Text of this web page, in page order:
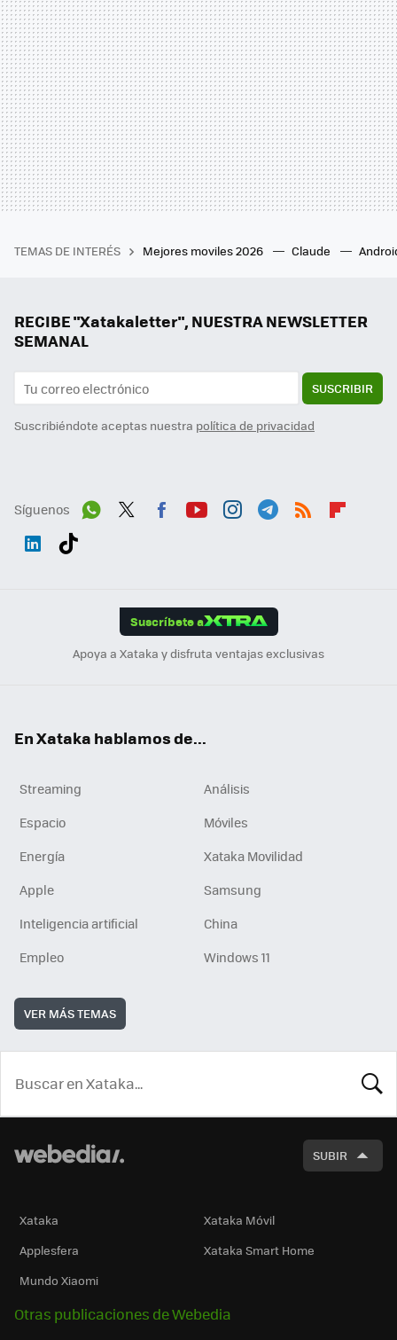
TEMAS DE INTERÉS Mejores moviles 2026 Claude
RECIBE "Xatakaletter", NUESTRA NEWSLETTER
SEMANAL
SUSCRIBIR
Suscribiéndote aceptas nuestra política de privacidad
Síguenos
Suscríbete a
Apoya a Xataka y disfruta ventajas exclusivas
En Xataka hablamos de...
Streaming
Análisis
Espacio
Móviles
Energía
Xataka Movilidad
Apple
Samsung
Inteligencia artificial
China
Empleo
Windows 11
VER MÁS TEMAS
SUBIR
Xataka
Xataka Móvil
Applesfera
Xataka Smart Home
Mundo Xiaomi
Otras publicaciones de Webedia